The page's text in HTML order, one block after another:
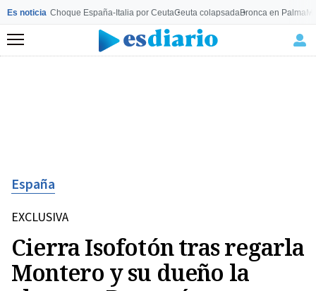
Es noticia Choque España-Italia por CeutaCeuta colapsadaBronca en Palma
Menú
España
EXCLUSIVA
Cierra Isofotón tras regarla
Montero y su dueño la